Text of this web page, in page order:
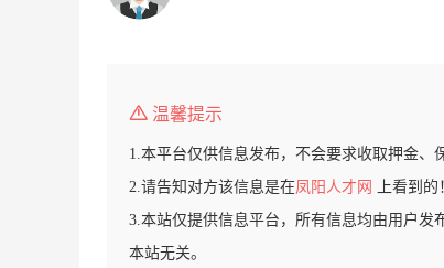
温馨提示
1.本平台仅供信息发布，不会要求收取押金、
2.请告知对方该信息是在凤阳人才网
上看到的
3.本站仅提供信息平台，所有信息均由用户发
本站无关。